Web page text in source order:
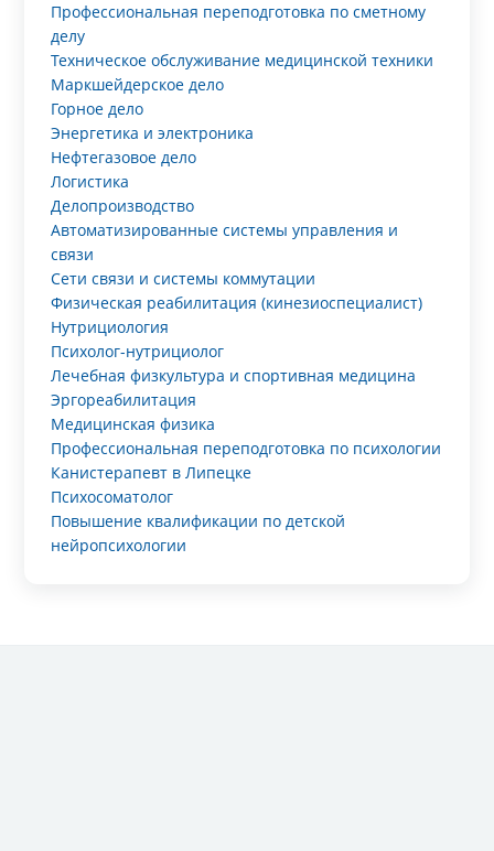
Профессиональная переподготовка по сметному
делу
Техническое обслуживание медицинской техники
Маркшейдерское дело
Горное дело
Энергетика и электроника
Нефтегазовое дело
Логистика
Делопроизводство
Автоматизированные системы управления и
связи
Сети связи и системы коммутации
Физическая реабилитация (кинезиоспециалист)
Нутрициология
Психолог-нутрициолог
Лечебная физкультура и спортивная медицина
Эргореабилитация
Медицинская физика
Профессиональная переподготовка по психологии
Канистерапевт в Липецке
Психосоматолог
Повышение квалификации по детской
нейропсихологии